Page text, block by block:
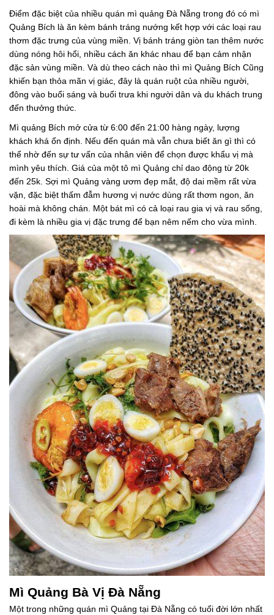
Điểm đặc biệt của nhiều quán mì quảng Đà Nẵng trong đó có mì
Quảng Bích là ăn kèm bánh tráng nướng kết hợp với các loại rau
thơm đặc trưng của vùng miền. Vị bánh tráng giòn tan thêm nước
dùng nóng hôi hổi, nhiều cách ăn khác nhau để bạn cảm nhận
đặc sản vùng miền. Và dù theo cách nào thì mì Quảng Bích Cũng
khiến bạn thỏa mãn vị giác, đây là quán ruột của nhiều người,
đông vào buổi sáng và buổi trưa khi người dân và du khách trung
đến thưởng thức.
Mì quảng Bích mở cửa từ 6:00 đến 21:00 hàng ngày, lượng
khách khá ổn định. Nếu đến quán mà vẫn chưa biết ăn gì thì có
thể nhờ đến sự tư vấn của nhân viên để chọn được khẩu vị mà
mình yêu thích. Giá của một tô mì Quảng chỉ dao động từ 20k
đến 25k. Sợi mì Quảng vàng ươm đẹp mắt, độ dai mềm rất vừa
vặn, đặc biệt thấm đẫm hương vị nước dùng rất thơm ngon, ăn
hoài mà không chán. Một bát mì có cả loại rau gia vị và rau sống,
đi kèm là nhiều gia vị đặc trưng để bạn nêm nếm cho vừa mình.
Mì Quảng Bà Vị Đà Nẵng
Một trong những quán mì Quảng tại Đà Nẵng có tuổi đời lớn nhất